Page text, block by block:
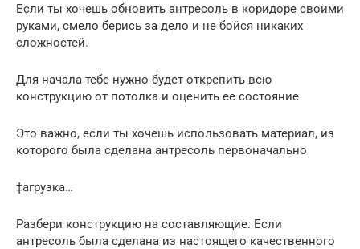
Если ты хочешь обновить антресоль в коридоре своими
руками, смело берись за дело и не бойся никаких
сложностей.
Для начала тебе нужно будет открепить всю
конструкцию от потолка и оценить ее состояние
Это важно, если ты хочешь использовать материал, из
которого была сделана антресоль первоначально
‡агрузка…
Разбери конструкцию на составляющие. Если
антресоль была сделана из настоящего качественного